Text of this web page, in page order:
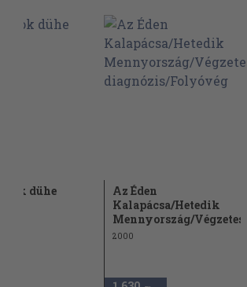
dühe
Az Éden
Kalapácsa/Hetedik
Mennyország/Végzetes...
2000